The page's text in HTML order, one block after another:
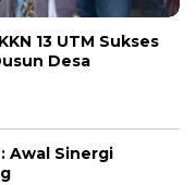
13 UTM Sukses
Desa
Awal Sinergi